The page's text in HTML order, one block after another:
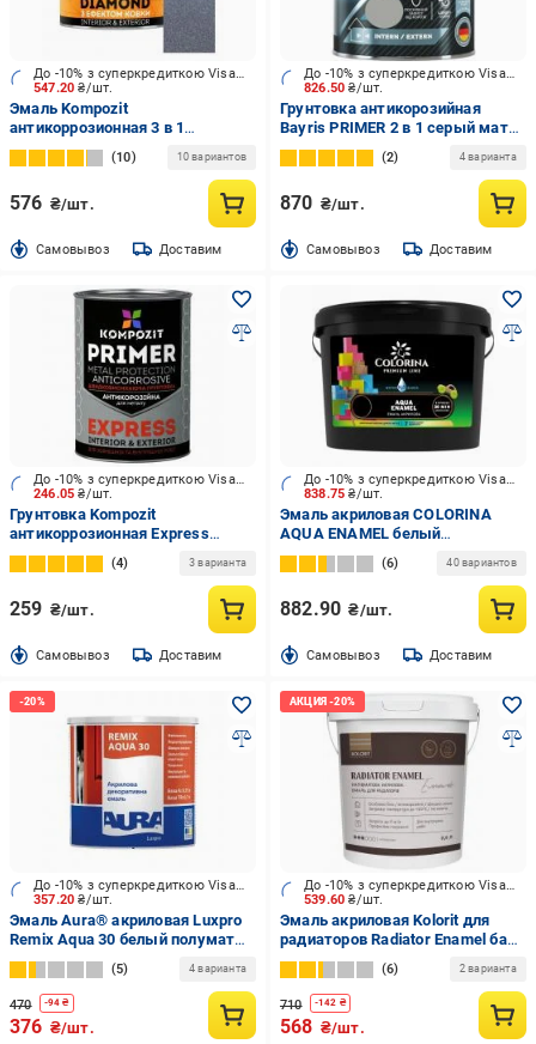
547.20₴/шт.
До -10% з суперкредиткою Visa Вигода
Эмаль Kompozit
антикоррозионная 3 в 1
DIAMOND графит
металлический 0,65 л
10 10 вариантов
576 ₴/шт.
Cамовывоз Доставим
826.50₴/шт.
До -10% з суперкредиткою Visa Вигода
Грунтовка антикорозийная
Bayris PRIMER 2 в 1 серый мат
2,7 кг
2 4 варианта
870 ₴/шт.
Cамовывоз Доставим
246.05₴/шт.
До -10% з суперкредиткою Visa Вигода
Грунтовка Kompozit
антикоррозионная Express
светло-серый мат 0,9 кг
4 3 варианта
259 ₴/шт.
Cамовывоз Доставим
838.75₴/шт.
До -10% з суперкредиткою Visa Вигода
Эмаль акриловая COLORINA
AQUA ENAMEL белый
шелковистый мат 2 л
6 40 вариантов
882.90 ₴/шт.
Cамовывоз Доставим
357.20₴/шт.
До -10% з суперкредиткою Visa Вигода
Эмаль Aura® акриловая Luxpro
Remix Aqua 30 белый полумат
0,75 л
5 4 варианта
470 -94 ₴
376 ₴/шт.
539.60₴/шт.
До -10% з суперкредиткою Visa Вигода
Эмаль акриловая Kolorit для
радиаторов Radiator Enamel база
А белый полумат 0,9 л
6 2 варианта
710 -142 ₴
568 ₴/шт.